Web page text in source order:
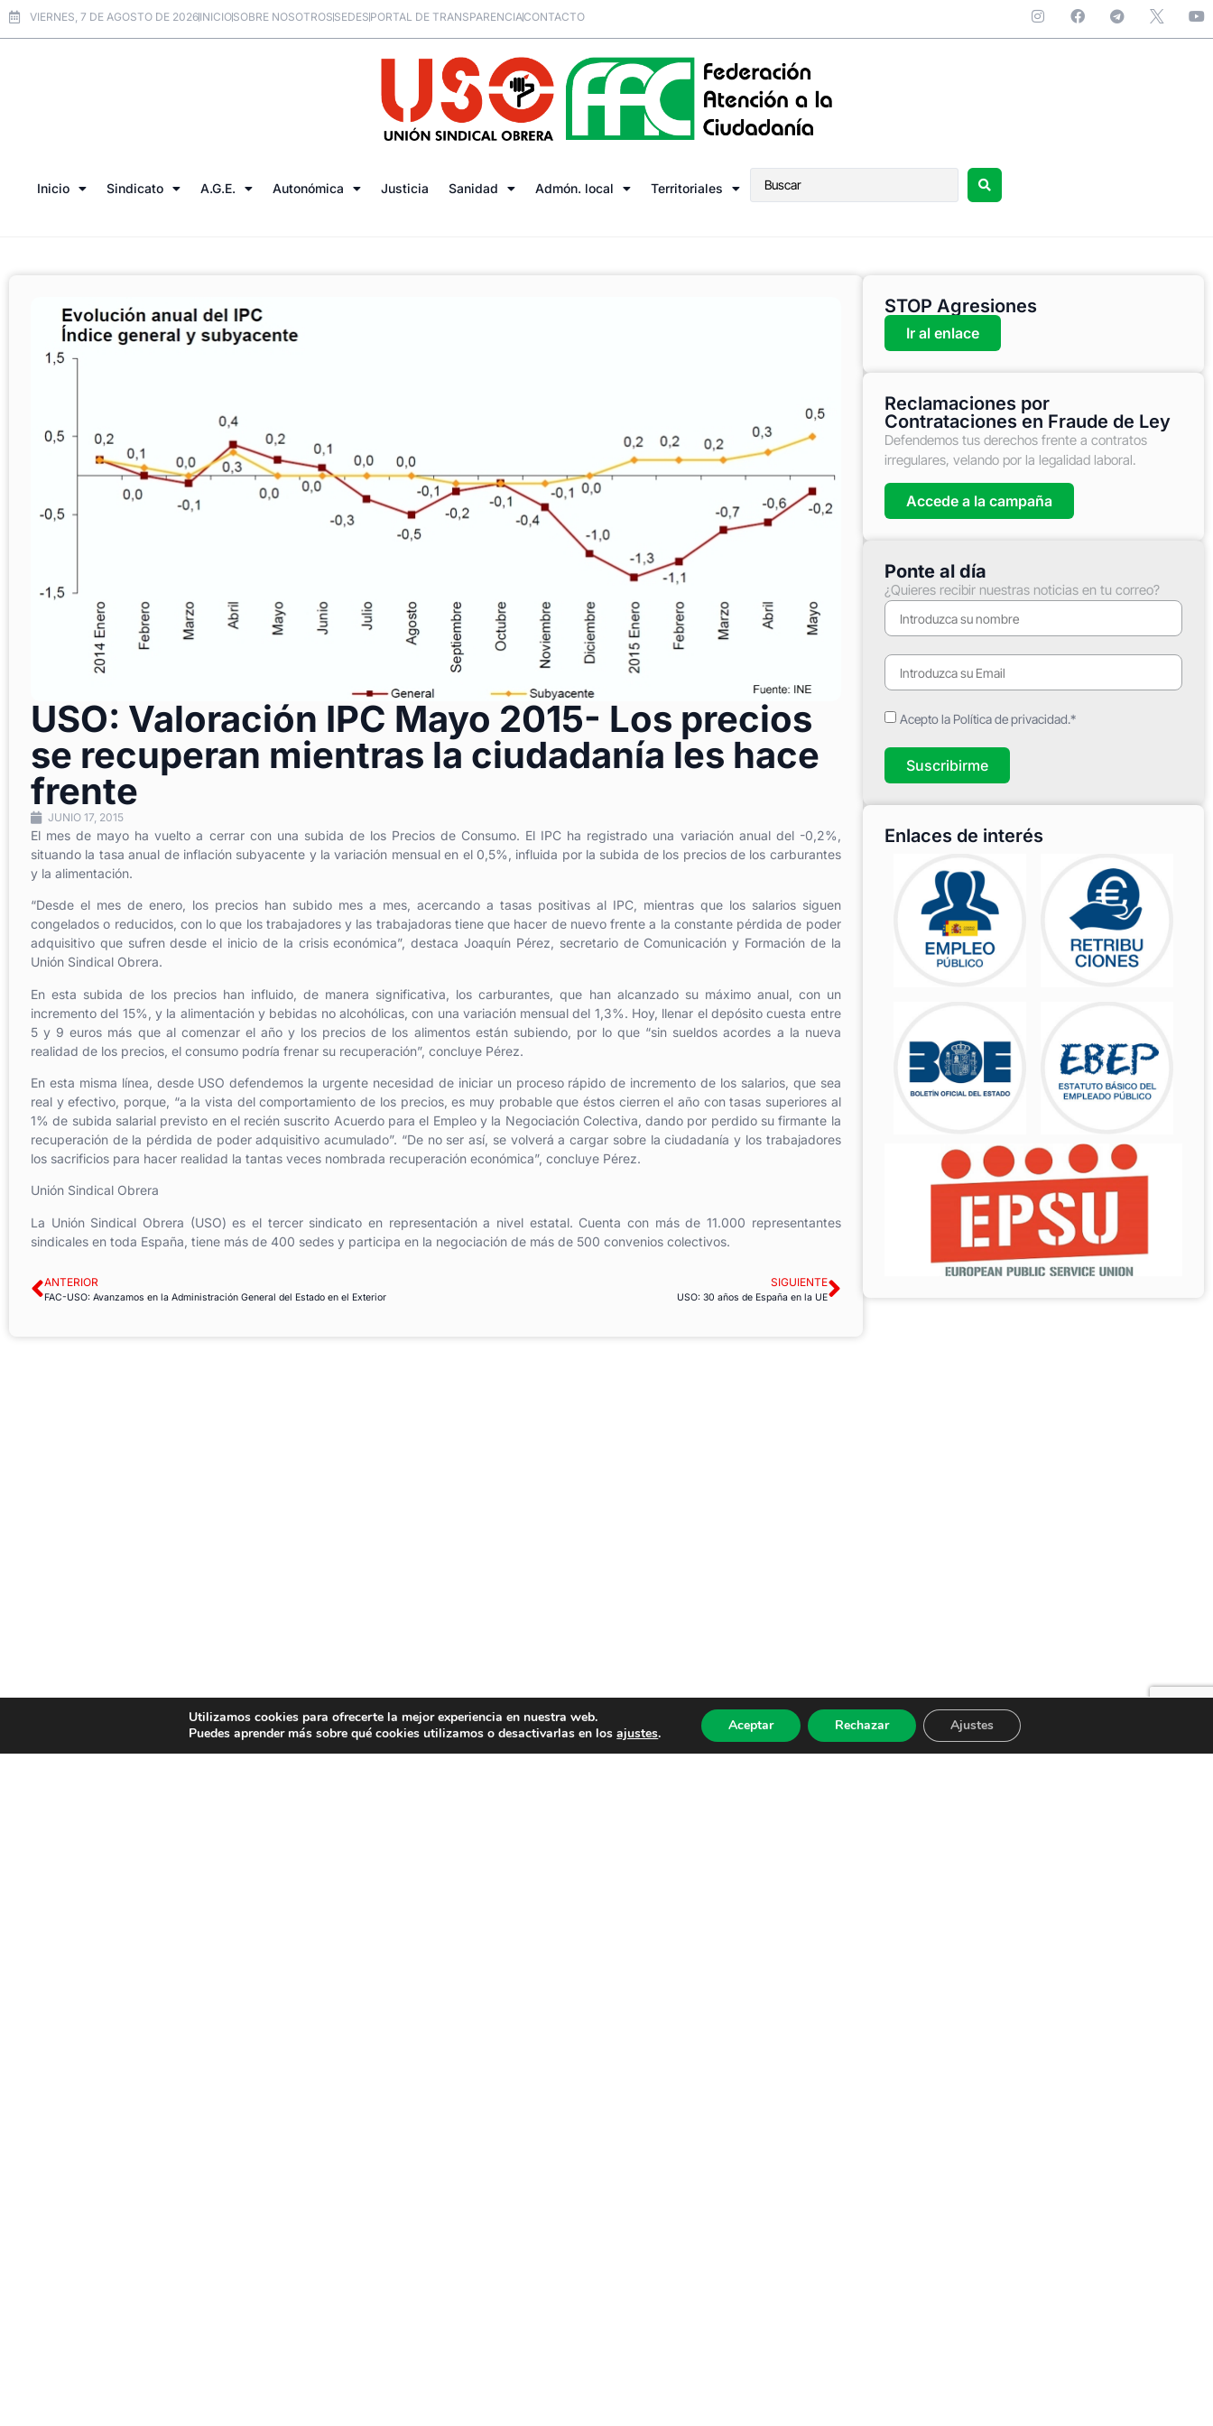
VIERNES, 7 DE AGOSTO DE 2026INICIOSOBRE NOSOTROSSEDESPORTAL DE TRANSPARENCIACONTACTO
Inicio Sindicato A.G.E. Autonómica Justicia Sanidad Admón. local Territoriales
USO: Valoración IPC Mayo 2015- Los precios
se recuperan mientras la ciudadanía les hace
frente
JUNIO 17, 2015
El mes de mayo ha vuelto a cerrar con una subida de los Precios de Consumo. El IPC ha registrado una variación anual del -0,2%,
situando la tasa anual de inflación subyacente y la variación mensual en el 0,5%, influida por la subida de los precios de los carburantes
y la alimentación.
“Desde el mes de enero, los precios han subido mes a mes, acercando a tasas positivas al IPC, mientras que los salarios siguen
congelados o reducidos, con lo que los trabajadores y las trabajadoras tiene que hacer de nuevo frente a la constante pérdida de poder
adquisitivo que sufren desde el inicio de la crisis económica”, destaca Joaquín Pérez, secretario de Comunicación y Formación de la
Unión Sindical Obrera.
En esta subida de los precios han influido, de manera significativa, los carburantes, que han alcanzado su máximo anual, con un
incremento del 15%, y la alimentación y bebidas no alcohólicas, con una variación mensual del 1,3%. Hoy, llenar el depósito cuesta entre
5 y 9 euros más que al comenzar el año y los precios de los alimentos están subiendo, por lo que “sin sueldos acordes a la nueva
realidad de los precios, el consumo podría frenar su recuperación”, concluye Pérez.
En esta misma línea, desde USO defendemos la urgente necesidad de iniciar un proceso rápido de incremento de los salarios, que sea
real y efectivo, porque, “a la vista del comportamiento de los precios, es muy probable que éstos cierren el año con tasas superiores al
1% de subida salarial previsto en el recién suscrito Acuerdo para el Empleo y la Negociación Colectiva, dando por perdido su firmante la
recuperación de la pérdida de poder adquisitivo acumulado”. “De no ser así, se volverá a cargar sobre la ciudadanía y los trabajadores
los sacrificios para hacer realidad la tantas veces nombrada recuperación económica”, concluye Pérez.
Unión Sindical Obrera
La Unión Sindical Obrera (USO) es el tercer sindicato en representación a nivel estatal. Cuenta con más de 11.000 representantes
sindicales en toda España, tiene más de 400 sedes y participa en la negociación de más de 500 convenios colectivos.
ANTERIOR
FAC-USO: Avanzamos en la Administración General del Estado en el Exterior
SIGUIENTE
USO: 30 años de España en la UE
STOP Agresiones
Ir al enlace
Reclamaciones por
Contrataciones en Fraude de Ley
Defendemos tus derechos frente a contratos
irregulares, velando por la legalidad laboral.
Accede a la campaña
Ponte al día
¿Quieres recibir nuestras noticias en tu correo?
Acepto la Política de privacidad.*
Suscribirme
Enlaces de interés
Utilizamos cookies para ofrecerte la mejor experiencia en nuestra web.
Puedes aprender más sobre qué cookies utilizamos o desactivarlas en losajustes. Aceptar Rechazar Ajustes